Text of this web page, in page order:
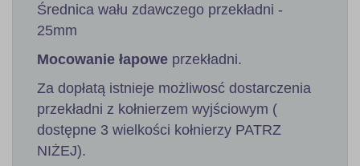
Średnica wału zdawczego przekładni -
25mm
Mocowanie łapowe przekładni.
Za dopłatą istnieje możliwosć dostarczenia
przekładni z kołnierzem wyjściowym (
dostępne 3 wielkości kołnierzy PATRZ
NIŻEJ).